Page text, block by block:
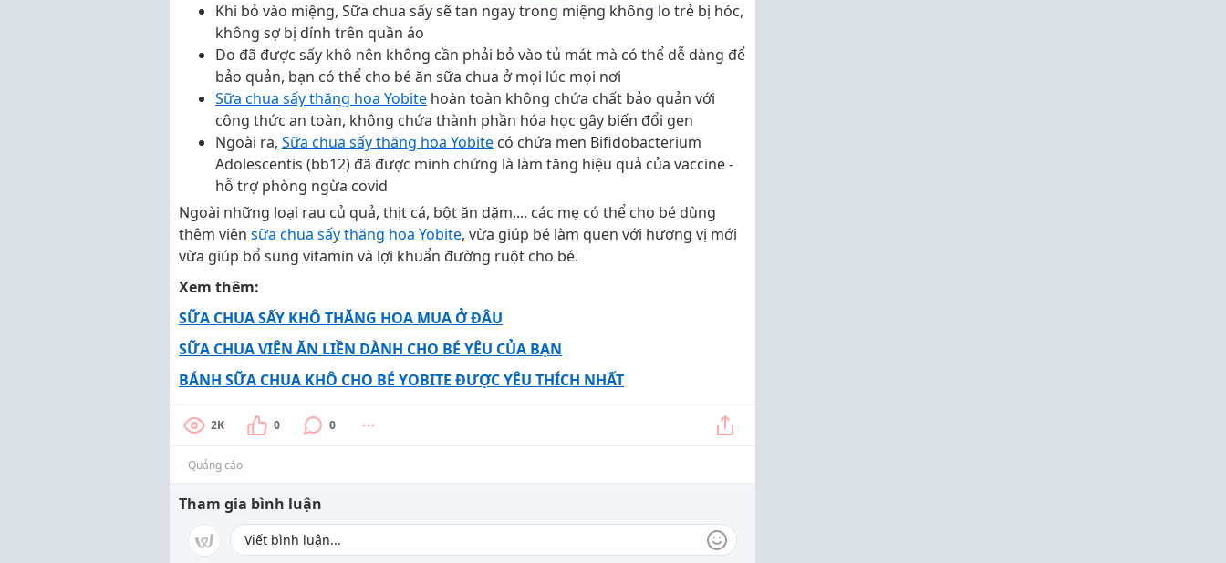
Khi bỏ vào miệng, Sữa chua sấy sẽ tan ngay trong miệng không lo trẻ bị hóc,
không sợ bị dính trên quần áo
Do đã được sấy khô nên không cần phải bỏ vào tủ mát mà có thể dễ dàng để
bảo quản, bạn có thể cho bé ăn sữa chua ở mọi lúc mọi nơi
Sữa chua sấy thăng hoa Yobite hoàn toàn không chứa chất bảo quản với
công thức an toàn, không chứa thành phần hóa học gây biến đổi gen
Ngoài ra, Sữa chua sấy thăng hoa Yobite có chứa men Bifidobacterium
Adolescentis (bb12) đã được minh chứng là làm tăng hiệu quả của vaccine -
hỗ trợ phòng ngừa covid
Ngoài những loại rau củ quả, thịt cá, bột ăn dặm,... các mẹ có thể cho bé dùng
thêm viên sữa chua sấy thăng hoa Yobite, vừa giúp bé làm quen với hương vị mới
vừa giúp bổ sung vitamin và lợi khuẩn đường ruột cho bé.
Xem thêm:
SỮA CHUA SẤY KHÔ THĂNG HOA MUA Ở ĐÂU
SỮA CHUA VIÊN ĂN LIỀN DÀNH CHO BÉ YÊU CỦA BẠN
BÁNH SỮA CHUA KHÔ CHO BÉ YOBITE ĐƯỢC YÊU THÍCH NHẤT
2K 0 0
Quảng cáo
Tham gia bình luận